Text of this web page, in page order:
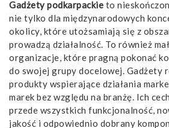
Gadżety podkarpackie to
nie tylko dla międzynarodowych
okolicy, które utożsamiają się z
prowadzą działalność. To również
organizacje, które pragną pokonać
do swojej grupy docelowej. Gadżety
produkty wspierające działania
marek bez względu na branżę. Ich
przede wszystkich funkcjonalność,
jakość i odpowiednio dobrany